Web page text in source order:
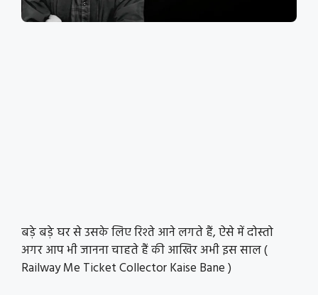
बड़े बड़े घर से उसके लिए रिश्ते आने लगते हैं, ऐसे में दोस्तो
अगर आप भी जानना चाहते हैं की आखिर अभी इस साल (
Railway Me Ticket Collector Kaise Bane )